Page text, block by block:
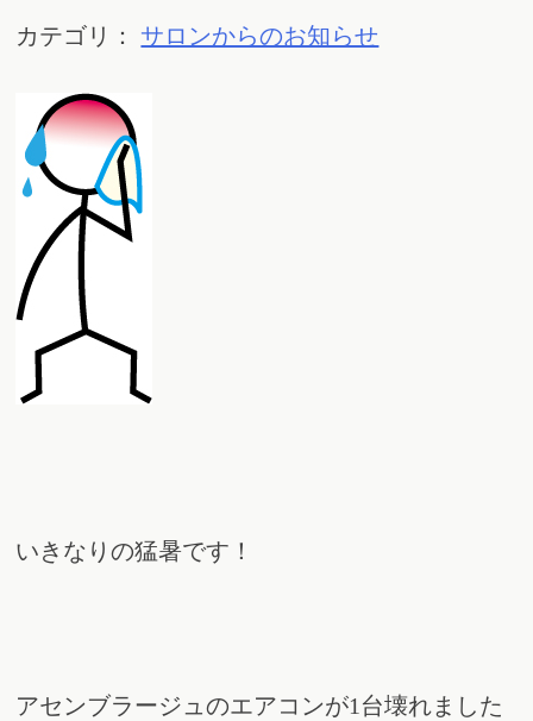
カテゴリ： サロンからのお知らせ
いきなりの猛暑です！
アセンブラージュのエアコンが1台壊れました